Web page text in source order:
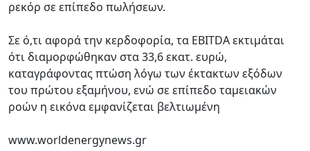
ρεκόρ σε επίπεδο πωλήσεων.
Σε ό,τι αφορά την κερδοφορία, τα EBITDA εκτιμάται
ότι διαμορφώθηκαν στα 33,6 εκατ. ευρώ,
καταγράφοντας πτώση λόγω των έκτακτων εξόδων
του πρώτου εξαμήνου, ενώ σε επίπεδο ταμειακών
ροών η εικόνα εμφανίζεται βελτιωμένη
www.worldenergynews.gr